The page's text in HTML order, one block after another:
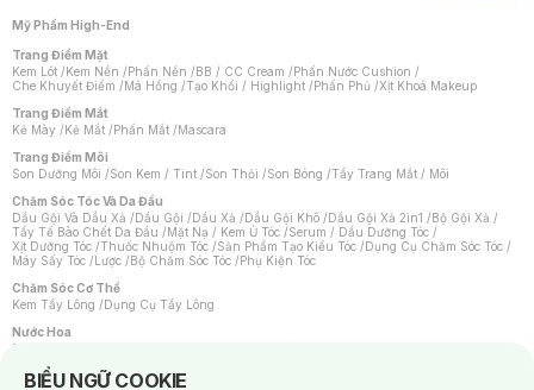
Mỹ Phẩm High-End
Trang Điểm Mặt
Kem Lót /Kem Nền /Phấn Nền /BB / CC Cream /Phấn Nước Cushion /
Che Khuyết Điểm /Má Hồng /Tạo Khối / Highlight /Phấn Phủ /Xịt Khoá Makeup
Trang Điểm Mắt
Kẻ Mày /Kẻ Mắt /Phấn Mắt /Mascara
Trang Điểm Môi
Son Dưỡng Môi /Son Kem / Tint /Son Thỏi /Son Bóng /Tẩy Trang Mắt / Môi
Chăm Sóc Tóc Và Da Đầu
Dầu Gội Và Dầu Xả /Dầu Gội /Dầu Xả /Dầu Gội Khô /Dầu Gội Xả 2in1 /Bộ Gội Xả /
Tẩy Tế Bào Chết Da Đầu /Mặt Nạ / Kem Ủ Tóc /Serum / Dầu Dưỡng Tóc /
Xịt Dưỡng Tóc /Thuốc Nhuộm Tóc /Sản Phẩm Tạo Kiểu Tóc /Dụng Cụ Chăm Sóc Tóc /
Máy Sấy Tóc /Lược /Bộ Chăm Sóc Tóc /Phụ Kiện Tóc
Chăm Sóc Cơ Thể
Kem Tẩy Lông /Dụng Cụ Tẩy Lông
Nước Hoa
Nước Hoa Nữ
BIỂU NGỮ COOKIE
Notice about cookies usage